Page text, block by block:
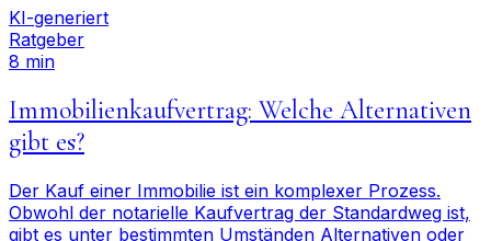
KI-generiert
Ratgeber
8 min
Immobilienkaufvertrag: Welche Alternativen
gibt es?
Der Kauf einer Immobilie ist ein komplexer Prozess.
Obwohl der notarielle Kaufvertrag der Standardweg ist,
gibt es unter bestimmten Umständen Alternativen oder